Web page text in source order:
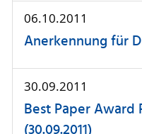
06.10.2011
Anerkennung für
30.09.2011
Best Paper Award